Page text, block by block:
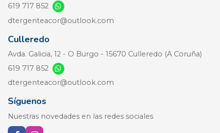
619 717 852
dtergenteacor@outlook.com
Culleredo
Avda. Galicia, 12 - O Burgo - 15670 Culleredo (A Coruña)
619 717 852
dtergenteacor@outlook.com
Síguenos
Nuestras novedades en las redes sociales